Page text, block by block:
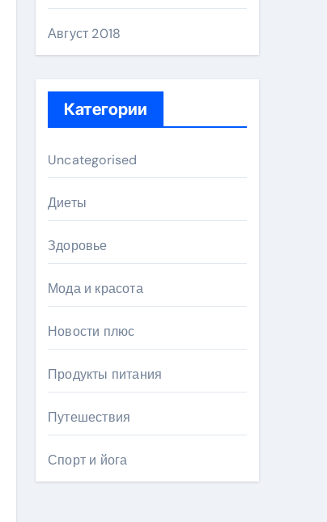
Август 2018
Категории
Uncategorised
Диеты
Здоровье
Мода и красота
Новости плюс
Продукты питания
Путешествия
Спорт и йога